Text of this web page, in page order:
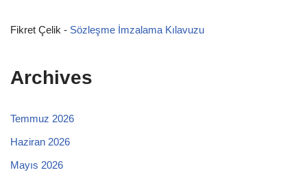
Fikret Çelik - Sözleşme İmzalama Kılavuzu
Archives
Temmuz 2026
Haziran 2026
Mayıs 2026